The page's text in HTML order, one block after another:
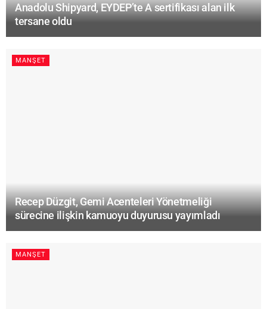
Anadolu Shipyard, EYDEP’te A sertifikası alan ilk
tersane oldu
MANŞET
Recep Düzgit, Gemi Acenteleri Yönetmeliği
sürecine ilişkin kamuoyu duyurusu yayımladı
MANŞET